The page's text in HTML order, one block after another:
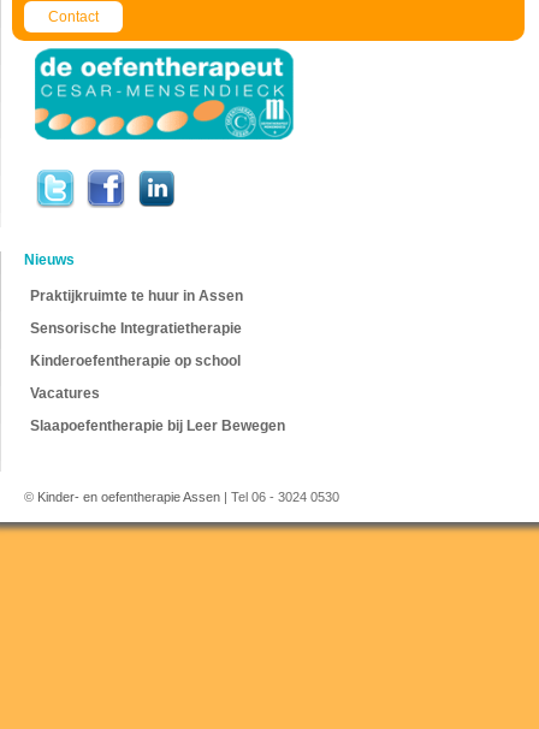
Contact
Nieuws
Praktijkruimte te huur in Assen
Sensorische Integratietherapie
Kinderoefentherapie op school
Vacatures
Slaapoefentherapie bij Leer Bewegen
© Kinder- en oefentherapie Assen | Tel 06 - 3024 0530